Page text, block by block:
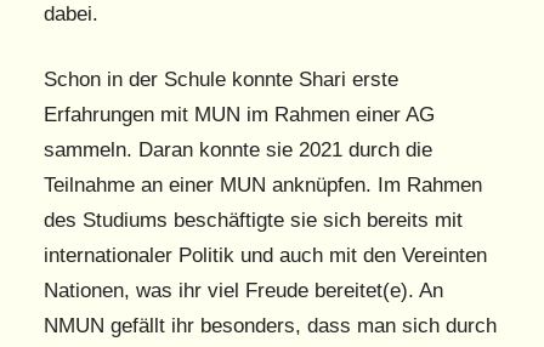
dabei.
Schon in der Schule konnte Shari erste
Erfahrungen mit MUN im Rahmen einer AG
sammeln. Daran konnte sie 2021 durch die
Teilnahme an einer MUN anknüpfen. Im Rahmen
des Studiums beschäftigte sie sich bereits mit
internationaler Politik und auch mit den Vereinten
Nationen, was ihr viel Freude bereitet(e). An
NMUN gefällt ihr besonders, dass man sich durch